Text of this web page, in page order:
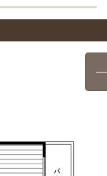
3分
電車
16分